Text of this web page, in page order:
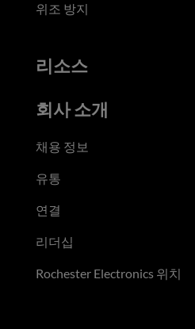
위조 방지
리소스
회사 소개
채용 정보
유통
연결
리더십
Rochester Electronics 위치